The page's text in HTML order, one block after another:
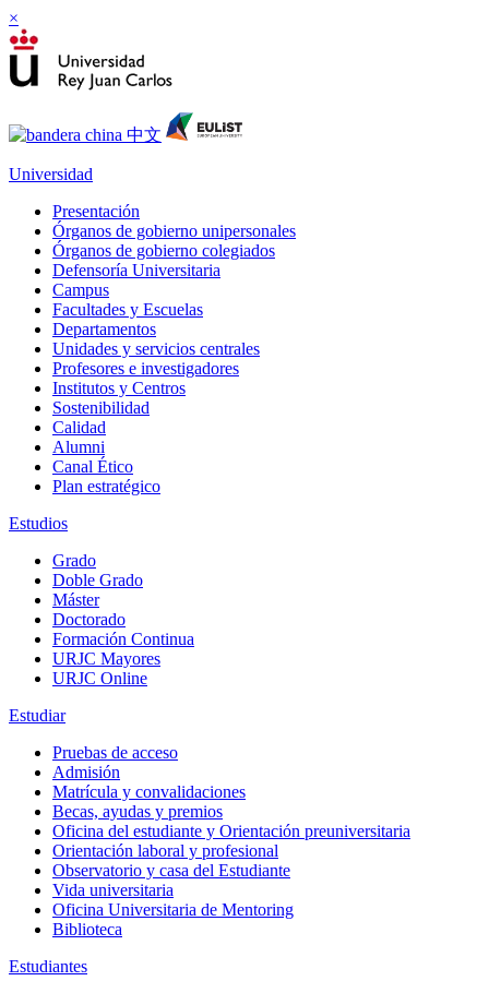
×
Universidad
Presentación
Órganos de gobierno unipersonales
Órganos de gobierno colegiados
Defensoría Universitaria
Campus
Facultades y Escuelas
Departamentos
Unidades y servicios centrales
Profesores e investigadores
Institutos y Centros
Sostenibilidad
Calidad
Alumni
Canal Ético
Plan estratégico
Estudios
Grado
Doble Grado
Máster
Doctorado
Formación Continua
URJC Mayores
URJC Online
Estudiar
Pruebas de acceso
Admisión
Matrícula y convalidaciones
Becas, ayudas y premios
Oficina del estudiante y Orientación preuniversitaria
Orientación laboral y profesional
Observatorio y casa del Estudiante
Vida universitaria
Oficina Universitaria de Mentoring
Biblioteca
Estudiantes